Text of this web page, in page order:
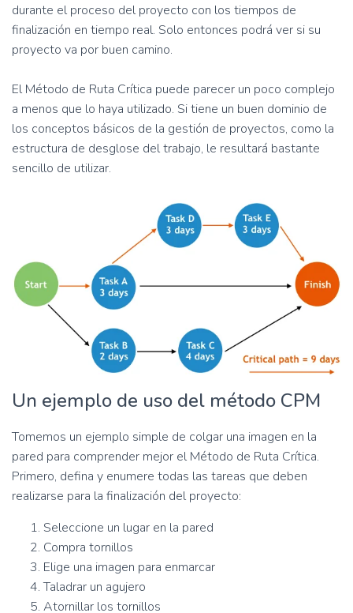
durante el proceso del proyecto con los tiempos de
finalización en tiempo real. Solo entonces podrá ver si su
proyecto va por buen camino.
El Método de Ruta Crítica puede parecer un poco complejo
a menos que lo haya utilizado. Si tiene un buen dominio de
los conceptos básicos de la gestión de proyectos, como la
estructura de desglose del trabajo, le resultará bastante
sencillo de utilizar.
Un ejemplo de uso del método CPM
Tomemos un ejemplo simple de colgar una imagen en la
pared para comprender mejor el Método de Ruta Crítica.
Primero, defina y enumere todas las tareas que deben
realizarse para la finalización del proyecto:
Seleccione un lugar en la pared
Compra tornillos
Elige una imagen para enmarcar
Taladrar un agujero
Atornillar los tornillos